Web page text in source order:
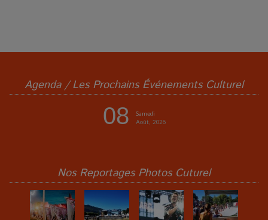
Agenda / Les Prochains Événements Culturel
08
Samedi
Août, 2026
Nos Reportages Photos Cuturel